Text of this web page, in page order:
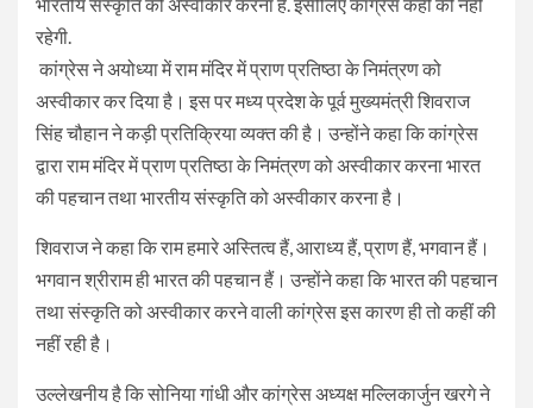
रहेगी.
कांग्रेस ने अयोध्‍या में राम मंदिर में प्राण प्रतिष्ठा के निमंत्रण को
अस्वीकार कर दिया है। इस पर मध्‍य प्रदेश के पूर्व मुख्‍यमंत्री श‍िवराज
सिंह चौहान ने कड़ी प्रतिक्रिया व्‍यक्‍त की है। उन्‍होंने कहा कि कांग्रेस
द्वारा राम मंदिर में प्राण प्रतिष्ठा के निमंत्रण को अस्वीकार करना भारत
की पहचान तथा भारतीय संस्कृति को अस्वीकार करना है।
श‍िवराज ने कहा कि राम हमारे अस्तित्‍व हैं, आराध्‍य हैं, प्राण हैं, भगवान हैं।
भगवान श्रीराम ही भारत की पहचान हैं। उन्‍होंने कहा कि भारत की पहचान
तथा संस्कृति को अस्वीकार करने वाली कांग्रेस इस कारण ही तो कहीं की
नहीं रही है।
उल्‍लेखनीय है कि सोनिया गांधी और कांग्रेस अध्‍यक्ष मल्लिकार्जुन खरगे ने